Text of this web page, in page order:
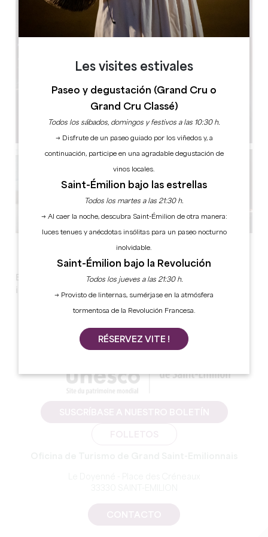
Ver todas las fotos
Este programa esta disponible solo en frances y en
ingles.
Les visites estivales
Paseo y degustación (Grand Cru o
Grand Cru Classé)
Todos los sábados, domingos y festivos a las 10:30 h.
→ Disfrute de un paseo guiado por los viñedos y, a
continuación, participe en una agradable degustación de
vinos locales.
Saint-Émilion bajo las estrellas
Todos los martes a las 21:30 h.
→ Al caer la noche, descubra Saint-Émilion de otra manera:
luces tenues y anécdotas insólitas para un paseo nocturno
inolvidable.
Saint-Émilion bajo la Revolución
Todos los jueves a las 21:30 h.
→ Provisto de linternas, sumérjase en la atmósfera
tormentosa de la Revolución Francesa.
RÉSERVEZ VITE !